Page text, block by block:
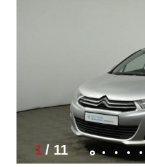
1/ 11